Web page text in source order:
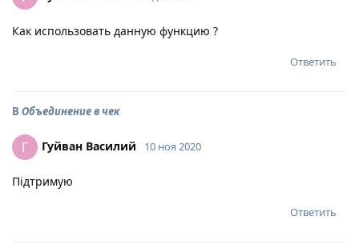
Как использовать данную функцию ?
Ответить
В Объединение в чек
Г Гуйван Василий 10 ноя 2020
Підтримую
Ответить